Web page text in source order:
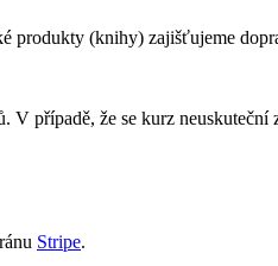
produkty (knihy) zajišťujeme
případě, že se kurz
Stripe.